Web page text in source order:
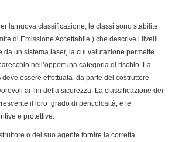
la nuova classificazione, le classi sono stabilite
di Emissione Accettabile ) che descrive i livelli
da un sistema laser, la cui valutazione permette
nell’opportuna categoria di rischio. La
essere effettuata da parte del costruttore
ai fini della sicurezza. La classificazione dei
il loro grado di pericolosità, e le
e protettive.
o del suo agente fornire la corretta